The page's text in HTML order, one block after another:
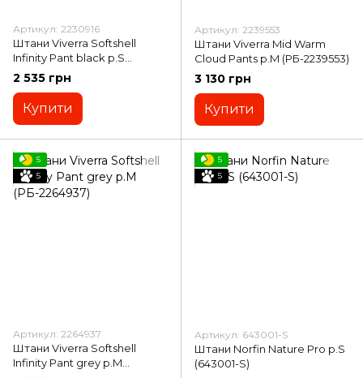
Артикул: 2230916
Штани Viverra Softshell
Infinity Pant black p.S
(РБ-2230916)
2 535 грн
Купити
Артикул: 2239553
Штани Viverra Mid Warm
Cloud Pants p.M (РБ-2239553)
3 130 грн
Купити
5
5
Артикул: 2264937
Штани Viverra Softshell
Infinity Pant grey p.M
5
5
Артикул: 643001-S
Штани Norfin Nature Pro р.S
(643001-S)